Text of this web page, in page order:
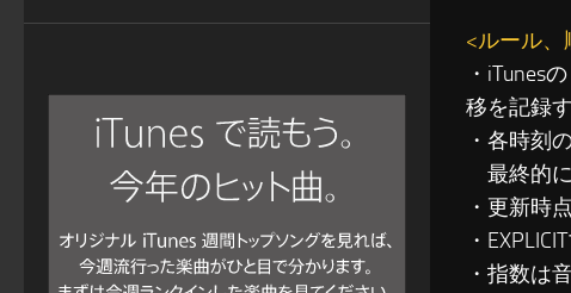
<ルール
・iTunes
移を記録す
・各時刻
最終的に
・更新時
・
・指数は